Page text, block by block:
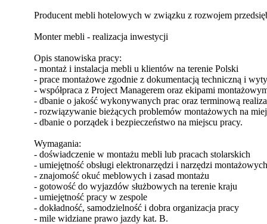
Producent mebli hotelowych w związku z rozwojem
Monter mebli - realizacja inwestycji
Opis stanowiska pracy:
- montaż i instalacja mebli u klientów na terenie Polski
- prace montażowe zgodnie z dokumentacją techniczną i
- współpraca z Project Managerem oraz ekipami
- dbanie o jakość wykonywanych prac oraz terminową
- rozwiązywanie bieżących problemów montażowych na
- dbanie o porządek i bezpieczeństwo na miejscu pracy.
Wymagania:
- doświadczenie w montażu mebli lub pracach stolarskich
- umiejętność obsługi elektronarzędzi i narzędzi montażowych
- znajomość okuć meblowych i zasad montażu
- gotowość do wyjazdów służbowych na terenie kraju
- umiejętność pracy w zespole
- dokładność, samodzielność i dobra organizacja pracy
- mile widziane prawo jazdy kat. B.